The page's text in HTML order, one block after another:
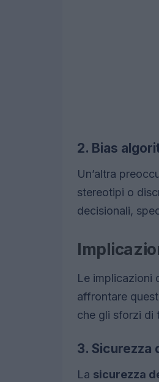
2. Bias
Un’altra
stereotipi o
decisionali,
Le implicazioni
affrontare
che gli sforzi di
3. Sicurezza
La sicurezza